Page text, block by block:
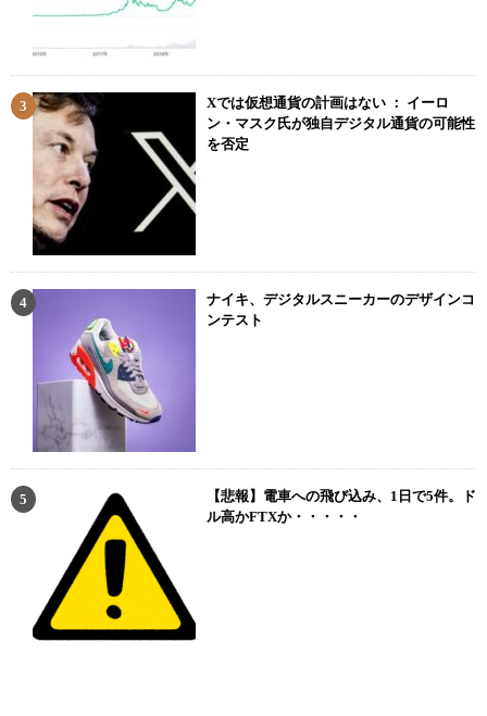
Xでは仮想通貨の計画はない ： イーロ
ン・マスク氏が独自デジタル通貨の可能性
を否定
ナイキ、デジタルスニーカーのデザインコ
ンテスト
【悲報】電車への飛び込み、1日で5件。ド
ル高かFTXか・・・・・